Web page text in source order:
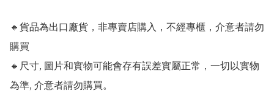
🔸貨品為出口廠貨，非專賣店購入，不經專櫃，介意者請勿
購買
🔸尺寸, 圖片和實物可能會存有誤差實屬正常，一切以實物
為準, 介意者請勿購買。